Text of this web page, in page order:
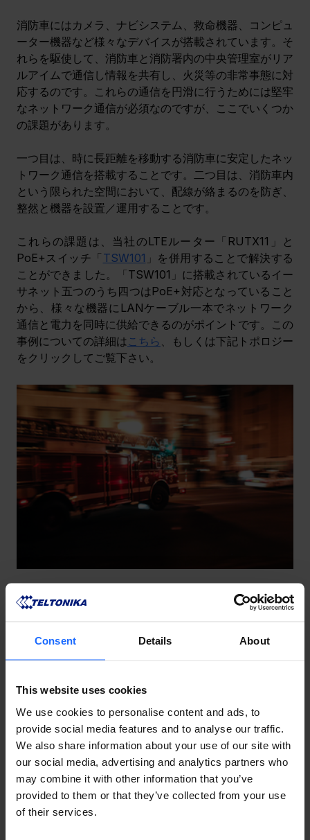
Consent Details About
This website uses cookies
We use cookies to personalise content and ads, to
provide social media features and to analyse our traffic.
We also share information about your use of our site with
our social media, advertising and analytics partners who
may combine it with other information that you’ve
provided to them or that they’ve collected from your use
of their services.
消防車にはカメラ、ナビシステム、救命機器、コンピュ
ーター機器など様々なデバイスが搭載されています。そ
れらを駆使して、消防車と消防署内の中央管理室がリア
ルアイムで通信し情報を共有し、火災等の非常事態に対
応するのです。これらの通信を円滑に行うためには堅牢
なネットワーク通信が必須なのですが、ここでいくつか
の課題があります。
一つ目は、時に長距離を移動する消防車に安定したネッ
トワーク通信を搭載することです。二つ目は、消防車内
という限られた空間において、配線が絡まるのを防ぎ、
整然と機器を設置／運用することです。
これらの課題は、当社のLTEルーター「RUTX11」と
PoE+スイッチ「 TSW101 」を併用することで解決する
ことができました。「TSW101」に搭載されているイー
サネット五つのうち四つはPoE+対応となっていること
から、様々な機器にLANケーブル一本でネットワーク
通信と電力を同時に供給できるのがポイントです。この
事例についての詳細は こちら 、もしくは下記トポロジー
をクリックしてご覧下さい。
2.多数の監視カメラをつなぐ高信頼性ネットワーク
よくPoE（PoE+/PoE++）スイッチが利用されるケー